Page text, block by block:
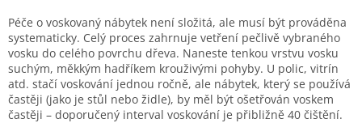
Péče o voskovaný nábytek není složitá, ale musí být prováděna
systematicky. Celý proces zahrnuje vetření pečlivě vybraného
vosku do celého povrchu dřeva. Naneste tenkou vrstvu vosku
suchým, měkkým hadříkem krouživými pohyby. U polic, vitrín
atd. stačí voskování jednou ročně, ale nábytek, který se používá
častěji (jako je stůl nebo židle), by měl být ošetřován voskem
častěji – doporučený interval voskování je přibližně 40 čištění.